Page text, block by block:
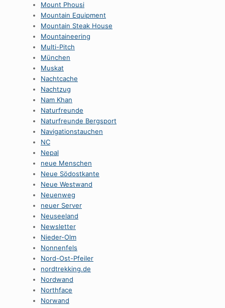
Mount Phousi
Mountain Equipment
Mountain Steak House
Mountaineering
Multi-Pitch
München
Muskat
Nachtcache
Nachtzug
Nam Khan
Naturfreunde
Naturfreunde Bergsport
Navigationstauchen
NC
Nepal
neue Menschen
Neue Södostkante
Neue Westwand
Neuenweg
neuer Server
Neuseeland
Newsletter
Nieder-Olm
Nonnenfels
Nord-Ost-Pfeiler
nordtrekking.de
Nordwand
Northface
Norwand